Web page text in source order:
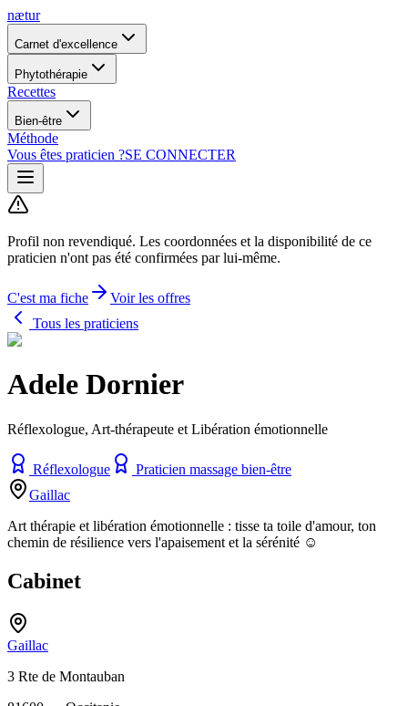
nætur
Carnet d'excellence
Phytothérapie
Recettes
Bien-être
Méthode
Vous êtes praticien ?SE CONNECTER
Profil non revendiqué. Les coordonnées et la disponibilité de ce
praticien n'ont pas été confirmées par lui-même.
C'est ma fiche
Voir les offres
Tous les praticiens
Adele Dornier
Réflexologue, Art-thérapeute et Libération émotionnelle
Réflexologue
Praticien massage bien-être
Gaillac
Art thérapie et libération émotionnelle : tisse ta toile d'amour, ton
chemin de résilience vers l'apaisement et la sérénité ☺️
Cabinet
Gaillac
3 Rte de Montauban